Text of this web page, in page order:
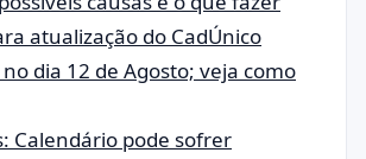
atualização do CadÚnico
dia 12 de Agosto; veja como
Calendário pode sofrer